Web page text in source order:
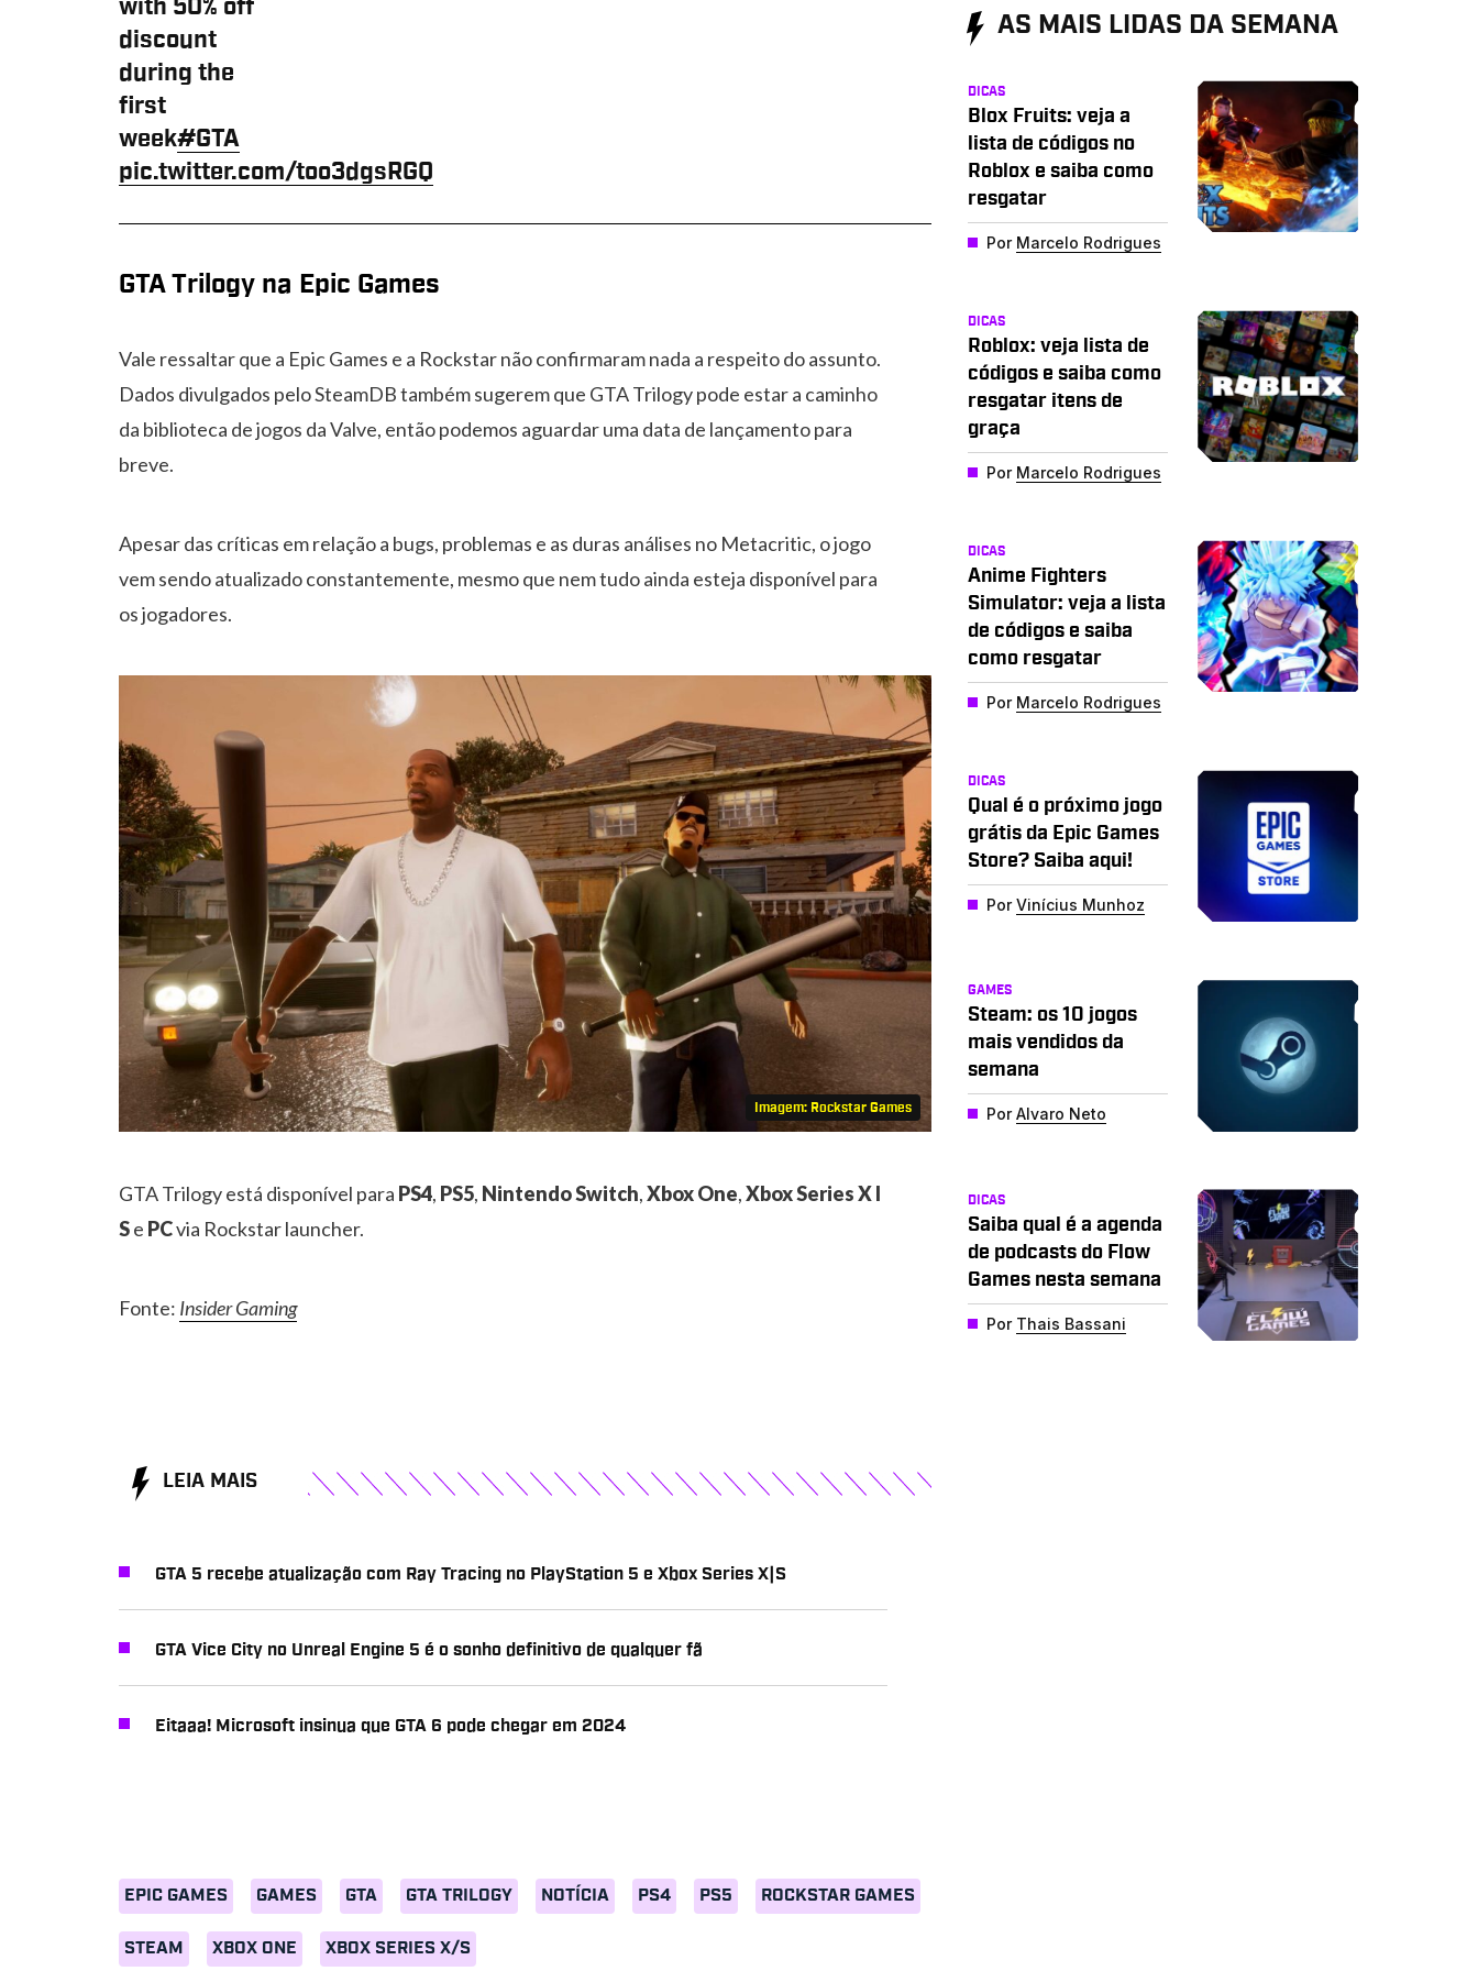
with 50% off
discount
during the
first
week#GTA
pic.twitter.com/too3dgsRGQ
GTA Trilogy na Epic Games
Vale ressaltar que a Epic Games e a Rockstar não confirmaram nada a respeito do assunto.
Dados divulgados pelo SteamDB também sugerem que GTA Trilogy pode estar a caminho
da biblioteca de jogos da Valve, então podemos aguardar uma data de lançamento para
breve.
Apesar das críticas em relação a bugs, problemas e as duras análises no Metacritic, o jogo
vem sendo atualizado constantemente, mesmo que nem tudo ainda esteja disponível para
os jogadores.
Imagem: Rockstar Games
GTA Trilogy está disponível para PS4, PS5, Nintendo Switch,Xbox One,Xbox Series X l
Se PCvia Rockstar launcher.
Fonte: Insider Gaming
EPIC GAMES GAMES GTA GTA TRILOGY NOTÍCIA PS4 PS5 ROCKSTAR GAMES
STEAM XBOX ONE XBOX SERIES X/S
LEIA MAIS
GTA 5 recebe atualização com Ray Tracing no PlayStation 5 e Xbox Series X|S
GTA Vice City no Unreal Engine 5 é o sonho definitivo de qualquer fã
Eitaaa! Microsoft insinua que GTA 6 pode chegar em 2024
AS MAIS LIDAS DA SEMANA
DICAS
Blox Fruits: veja a
lista de códigos no
Roblox e saiba como
resgatar
Por Marcelo Rodrigues
DICAS
Roblox: veja lista de
códigos e saiba como
resgatar itens de
graça
Por Marcelo Rodrigues
DICAS
Anime Fighters
Simulator: veja a lista
de códigos e saiba
como resgatar
Por Marcelo Rodrigues
DICAS
Qual é o próximo jogo
grátis da Epic Games
Store? Saiba aqui!
PorVinícius Munhoz
GAMES
Steam: os 10 jogos
mais vendidos da
semana
PorAlvaro Neto
DICAS
Saiba qual é a agenda
de podcasts do Flow
Games nesta semana
Por Thais Bassani